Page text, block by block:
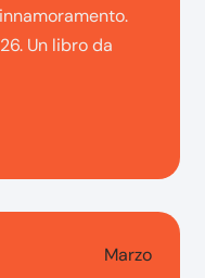
Un libro da
Marzo